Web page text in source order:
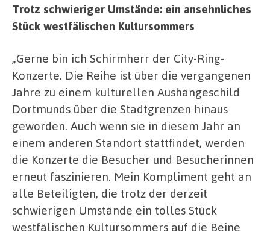
Trotz schwieriger Umstände: ein ansehnliches
Stück westfälischen Kultursommers
„Gerne bin ich Schirmherr der City-Ring-
Konzerte. Die Reihe ist über die vergangenen
Jahre zu einem kulturellen Aushängeschild
Dortmunds über die Stadtgrenzen hinaus
geworden. Auch wenn sie in diesem Jahr an
einem anderen Standort stattfindet, werden
die Konzerte die Besucher und Besucherinnen
erneut faszinieren. Mein Kompliment geht an
alle Beteiligten, die trotz der derzeit
schwierigen Umstände ein tolles Stück
westfälischen Kultursommers auf die Beine